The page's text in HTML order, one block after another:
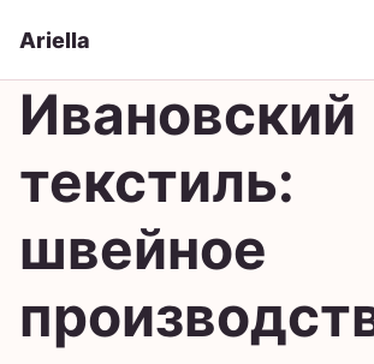
Ariella
Ивановский
текстиль:
швейное